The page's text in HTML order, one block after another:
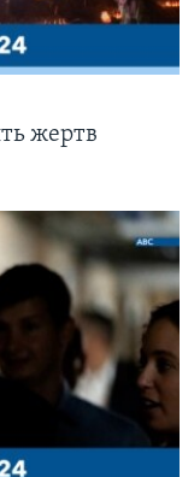
жертв